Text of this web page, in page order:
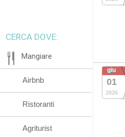
giu
01
2026
CERCA DOVE:
Mangiare
Airbnb
Ristoranti
Agriturist